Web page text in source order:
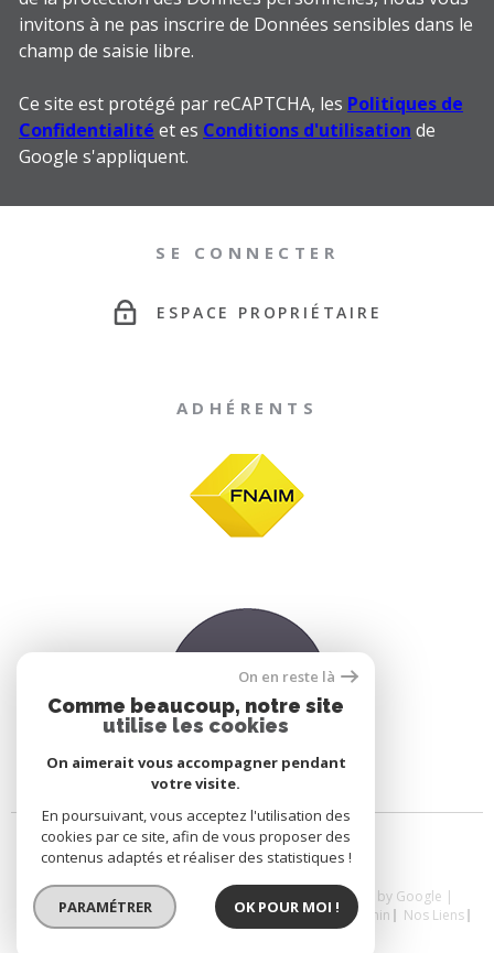
invitons à ne pas inscrire de Données sensibles dans le
champ de saisie libre.
Ce site est protégé par reCAPTCHA, les Politiques de
Confidentialité et es Conditions d'utilisation de
Google s'appliquent.
SE CONNECTER
ESPACE PROPRIÉTAIRE
ADHÉRENTS
© 2026 | Tous droits réservés | Traduction powered by Google |
Nos Honoraires
Plan Du Site Mentions Légales Admin
Nos Liens
Politique RGPD
Cookies
On en reste là
Comme beaucoup, notre site
utilise les cookies
On aimerait vous accompagner pendant
votre visite.
En poursuivant, vous acceptez l'utilisation des
cookies par ce site, afin de vous proposer des
contenus adaptés et réaliser des statistiques !
PARAMÉTRER OK POUR MOI !